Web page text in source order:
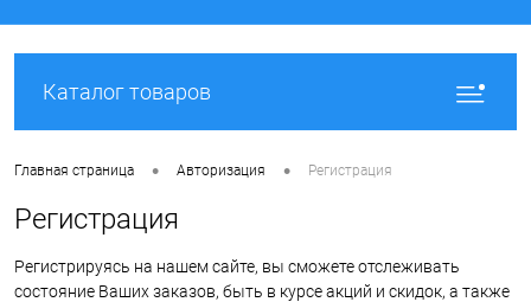
Каталог товаров
Главная страница • Авторизация • Регистрация
Регистрация
Регистрируясь на нашем сайте, вы сможете отслеживать
состояние Ваших заказов, быть в курсе акций и скидок, а также